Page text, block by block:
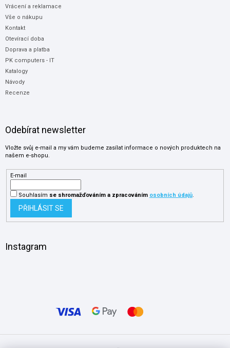
Vrácení a reklamace
Vše o nákupu
Kontakt
Otevírací doba
Doprava a platba
PK computers - IT
Katalogy
Návody
Recenze
Odebírat newsletter
Vložte svůj e-mail a my vám budeme zasílat informace o nových produktech na
našem e-shopu.
E-mail
Souhlasím se shromažďováníma zpracováním osobních údajů.
PŘIHLÁSIT SE
Instagram